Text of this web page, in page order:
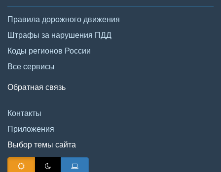
Правила дорожного движения
Штрафы за нарушения ПДД
Коды регионов России
Все сервисы
Обратная связь
Контакты
Приложения
Выбор темы сайта